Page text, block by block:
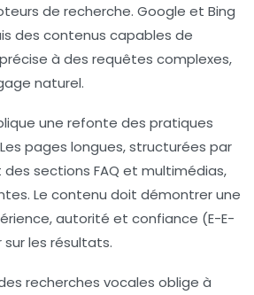
de recherche. Google et Bing
des contenus capables de
à des requêtes complexes,
naturel.
une refonte des pratiques
pages longues, structurées par
sections FAQ et multimédias,
Le contenu doit démontrer une
autorité et confiance (E-E-
sur les résultats.
recherches vocales oblige à